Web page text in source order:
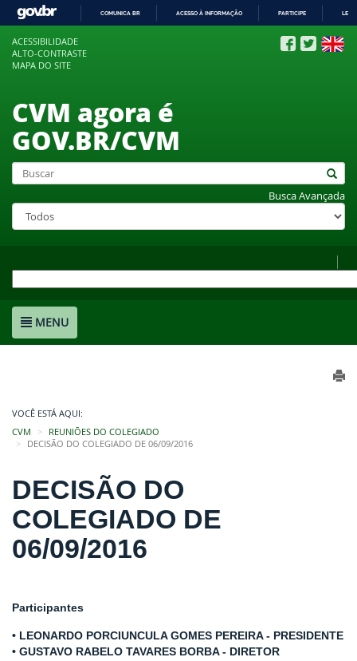
COMUNICA BR ACESSO À INFORMAÇÃO PARTICIPE
ACESSIBILIDADE
ALTO-CONTRASTE
MAPA DO SITE
CVM agora é
GOV.BR/CVM
Busca Avançada
MENU
VOCÊ ESTÁ AQUI:
CVM
REUNIÕES DO COLEGIADO
DECISÃO DO COLEGIADO DE 06/09/2016
DECISÃO DO
COLEGIADO DE
06/09/2016
Participantes
• LEONARDO PORCIUNCULA GOMES PEREIRA - PRESIDENTE
• GUSTAVO RABELO TAVARES BORBA - DIRETOR